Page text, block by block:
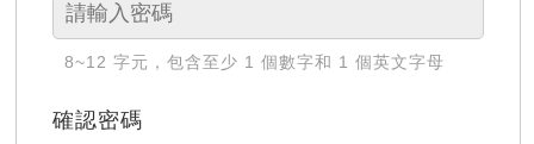
8~12 字元，包含至少 1 個數字和 1 個英文字母
確認密碼